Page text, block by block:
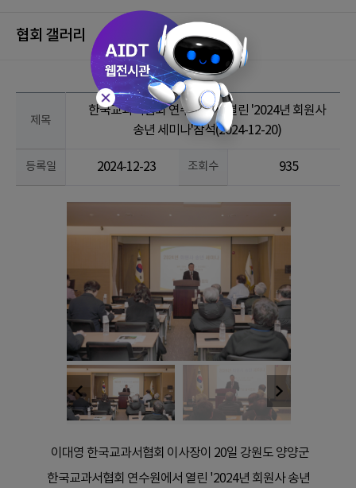
협회 갤러리
제목
한국교과서협회 연수원에서 열린 '2024년 회원사
송년 세미나'참석(2024-12-20)
등록일 2024-12-23 조회수 935
이대영 한국교과서협회 이사장이 20일 강원도 양양군
한국교과서협회 연수원에서 열린 '2024년 회원사 송년